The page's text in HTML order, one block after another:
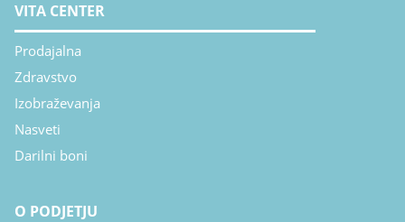
VITA CENTER
Prodajalna
Zdravstvo
Izobraževanja
Nasveti
Darilni boni
O PODJETJU